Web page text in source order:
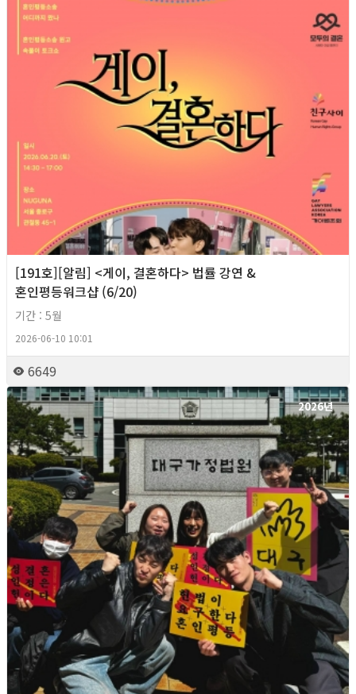
[191호][알림] <게이, 결혼하다> 법률 강연 &
혼인평등워크샵 (6/20)
기간 : 5월
2026-06-10 10:01
6649
2026년